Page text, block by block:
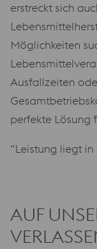
erstreckt sich
Möglichkeiten
Ausfallzeiten
perfekte Lösung
“Leistung liegt in
AUF